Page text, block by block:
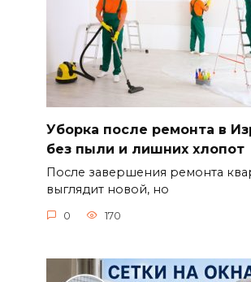
Уборка после ремонта в
без пыли и лишних хлопот
После завершения ремонта
выглядит новой, но
0 170